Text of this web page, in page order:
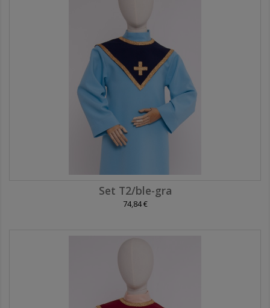
Set T2/ble-gra
74,84 €